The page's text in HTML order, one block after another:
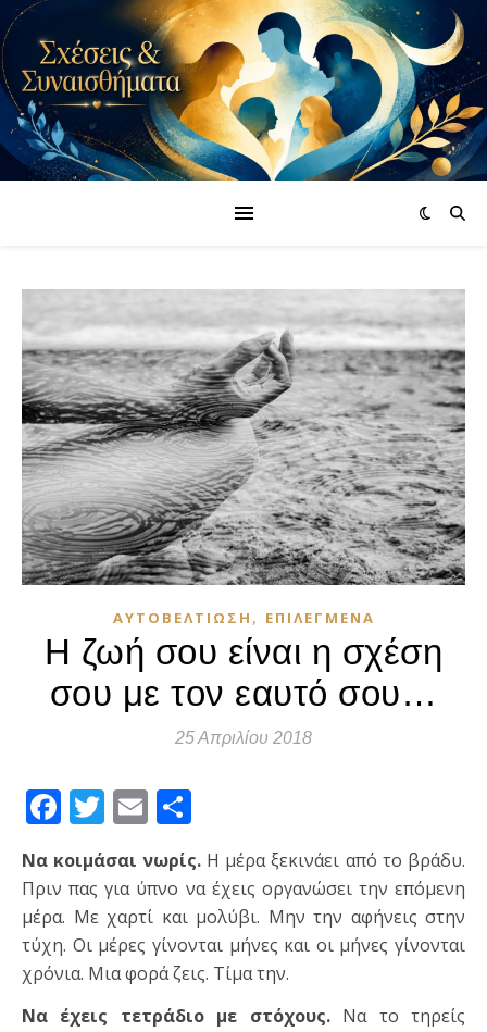
ΑΥΤΟΒΕΛΤΊΩΣΗ , ΕΠΙΛΕΓΜΈΝΑ
Η ζωή σου είναι η σχέση
σου με τον εαυτό σου…
25 Απριλίου 2018
Facebook
Twitter
Email
Να κοιμάσαι νωρίς.Η μέρα ξεκινάει από το βράδυ.
Πριν πας για ύπνο να έχεις οργανώσει την επόμενη
μέρα. Με χαρτί και μολύβι. Μην την αφήνεις στην
τύχη. Οι μέρες γίνονται μήνες και οι μήνες γίνονται
χρόνια. Μια φορά ζεις. Τίμα την.
Να έχεις τετράδιο με στόχους.Να το τηρείς